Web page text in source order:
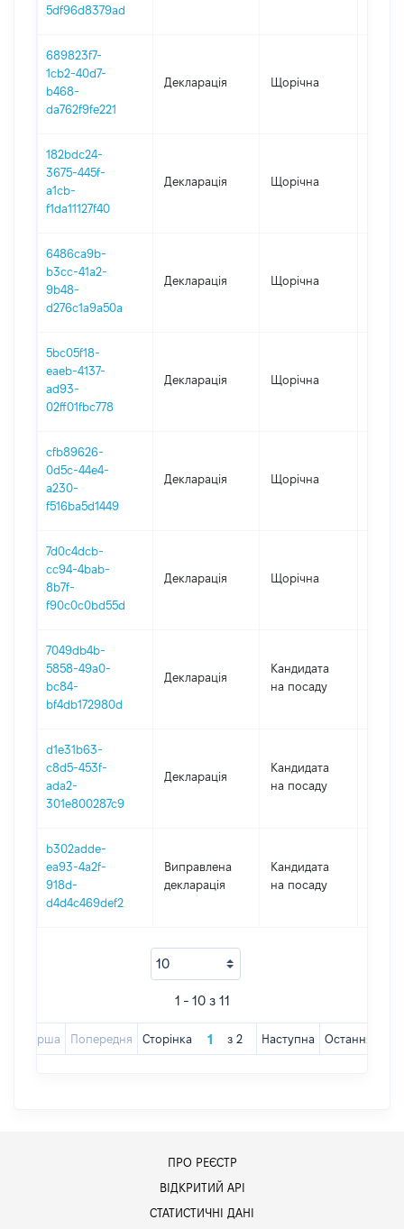
5df96d8379ad
689823f7-
1cb2-40d7-
b468-
da762f9fe221
Декларація Щорічна
182bdc24-
3675-445f-
a1cb-
f1da11127f40
Декларація Щорічна
6486ca9b-
b3cc-41a2-
9b48-
d276c1a9a50a
Декларація Щорічна
5bc05f18-
eaeb-4137-
ad93-
02ff01fbc778
Декларація Щорічна
cfb89626-
0d5c-44e4-
a230-
f516ba5d1449
Декларація Щорічна
7d0c4dcb-
cc94-4bab-
8b7f-
f90c0c0bd55d
Декларація Щорічна
7049db4b-
5858-49a0-
bc84-
bf4db172980d
Декларація
Кандидата
на посаду
d1e31b63-
c8d5-453f-
ada2-
301e800287c9
Декларація
Кандидата
на посаду
b302adde-
ea93-4a2f-
918d-
d4d4c469def2
Виправлена
декларація
Кандидата
на посаду
1 - 10 з 11
Перша Попередня Сторінка з 2 Наступна Остання
ПРО РЕЄСТР
ВІДКРИТИЙ АРІ
СТАТИСТИЧНІ ДАНІ